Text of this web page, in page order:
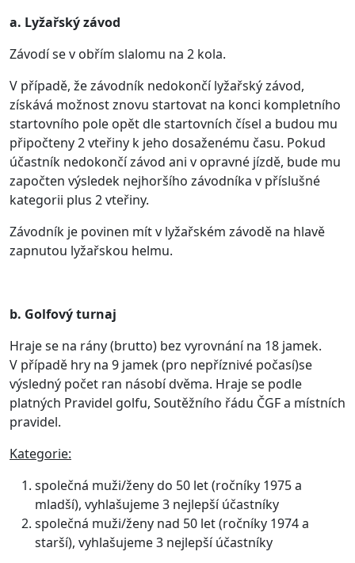
a. Lyžařský závod
Závodí se v obřím slalomu na 2 kola.
V případě, že závodník nedokončí lyžařský závod,
získává možnost znovu startovat na konci kompletního
startovního pole opět dle startovních čísel a budou mu
připočteny 2 vteřiny k jeho dosaženému času. Pokud
účastník nedokončí závod ani v opravné jízdě, bude mu
započten výsledek nejhoršího závodníka v příslušné
kategorii plus 2 vteřiny.
Závodník je povinen mít v lyžařském závodě na hlavě
zapnutou lyžařskou helmu.
b. Golfový turnaj
Hraje se na rány (brutto) bez vyrovnání na 18 jamek.
V případě hry na 9 jamek (pro nepříznivé počasí)se
výsledný počet ran násobí dvěma. Hraje se podle
platných Pravidel golfu, Soutěžního řádu ČGF a místních
pravidel.
Kategorie:
společná muži/ženy do 50 let (ročníky 1975 a
mladší), vyhlašujeme 3 nejlepší účastníky
společná muži/ženy nad 50 let (ročníky 1974 a
starší), vyhlašujeme 3 nejlepší účastníky